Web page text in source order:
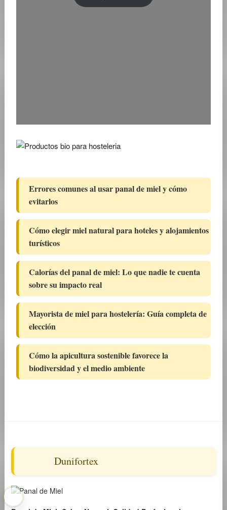
Errores comunes al usar panal de miel y cómo
evitarlos
Cómo elegir miel natural para hoteles y alojamientos
turísticos
Calorías del panal de miel: Lo que nadie te cuenta
sobre su impacto real
Mayorista de miel para hostelería: Guía completa de
elección
Cómo la apicultura sostenible favorece la
biodiversidad y el medio ambiente
Dunifortex